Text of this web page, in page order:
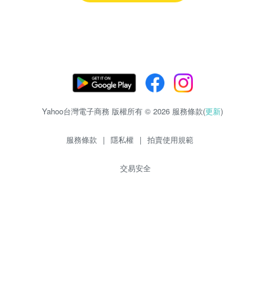
Yahoo台灣電子商務 版權所有 © 2026 服務條款(更新)
服務條款 | 隱私權 | 拍賣使用規範
交易安全